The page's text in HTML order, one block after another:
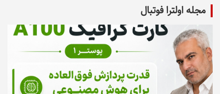
مجله اولترا فوتبال